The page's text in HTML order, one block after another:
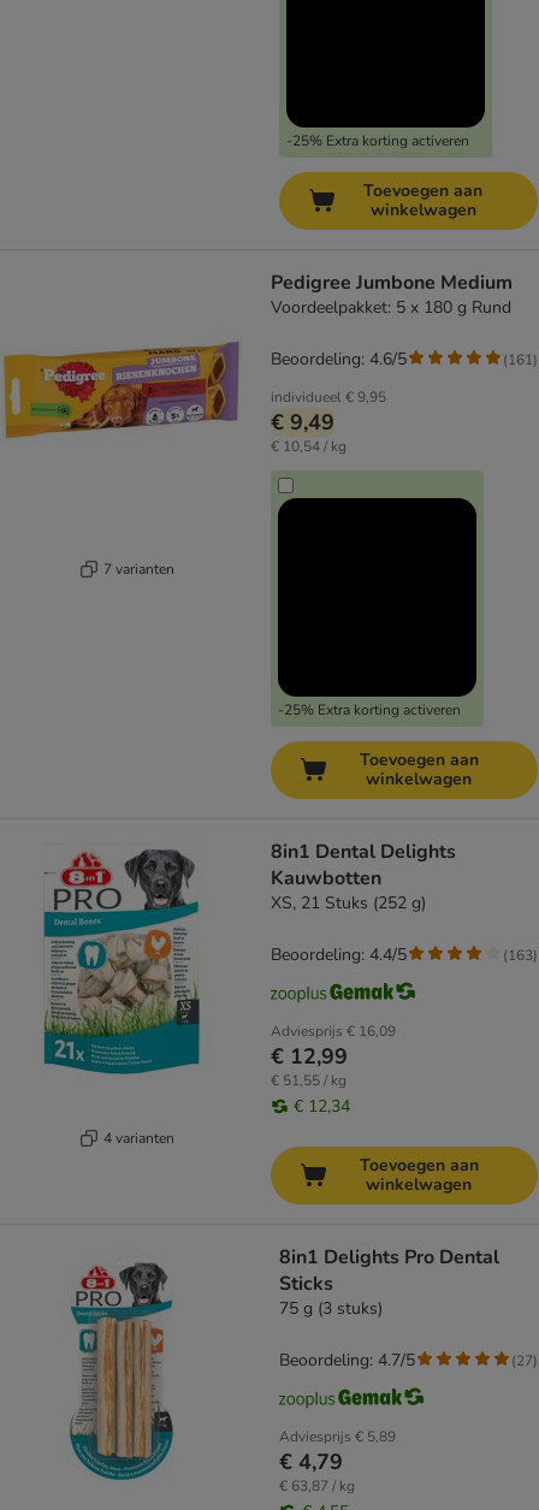
-25% Extra korting activeren
Toevoegen aan
winkelwagen
7 varianten
Pedigree Jumbone Medium
Voordeelpakket: 5 x 180 g Rund
individueel€ 9,95
€ 9,49
€ 10,54 / kg
-25% Extra korting activeren
Beoordeling: 4.6/5 (161)
Toevoegen aan
winkelwagen
4 varianten
8in1 Dental Delights
Kauwbotten
XS, 21 Stuks (252 g)
Adviesprijs € 16,09
€ 12,99
€ 51,55 / kg
€ 12,34
Beoordeling: 4.4/5 (163)
Toevoegen aan
winkelwagen
8in1 Delights Pro Dental
Sticks
75 g (3 stuks)
Adviesprijs € 5,89
€ 4,79
€ 63,87 / kg
Beoordeling: 4.7/5 (27)